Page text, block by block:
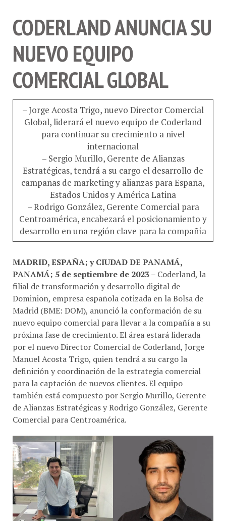
CODERLAND ANUNCIA SU
NUEVO EQUIPO
COMERCIAL GLOBAL
– Jorge Acosta Trigo, nuevo Director Comercial
Global, liderará el nuevo equipo de Coderland
para continuar su crecimiento a nivel
internacional
– Sergio Murillo, Gerente de Alianzas
Estratégicas, tendrá a su cargo el desarrollo de
campañas de marketing y alianzas para España,
Estados Unidos y América Latina
– Rodrigo González, Gerente Comercial para
Centroamérica, encabezará el posicionamiento y
desarrollo en una región clave para la compañía
PANAMÁ; 5 de septiembre de 2023– Coderland, la
filial de transformación y desarrollo digital de
Dominion, empresa española cotizada en la Bolsa de
Madrid (BME: DOM), anunció la conformación de su
nuevo equipo comercial para llevar a la compañía a su
próxima fase de crecimiento. El área estará liderada
por el nuevo Director Comercial de Coderland, Jorge
Manuel Acosta Trigo, quien tendrá a su cargo la
definición y coordinación de la estrategia comercial
para la captación de nuevos clientes. El equipo
también está compuesto por Sergio Murillo, Gerente
de Alianzas Estratégicas y Rodrigo González, Gerente
Comercial para Centroamérica.